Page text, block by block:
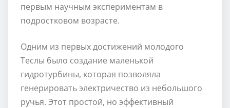
первым научным экспериментам в
подростковом возрасте.
Одним из первых достижений молодого
Теслы было создание маленькой
гидротурбины, которая позволяла
генерировать электричество из небольшого
ручья. Этот простой, но эффективный